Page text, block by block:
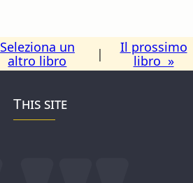
Seleziona un
altro libro
|
Il prossimo
libro »
This site